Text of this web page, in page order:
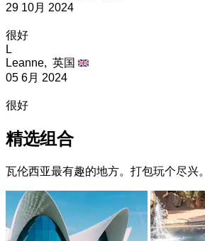
29 10月 2024
很好
L
Leanne, 英国
05 6月 2024
很好
精选组合
瓦伦西亚最有趣的地方。打包玩个尽兴。